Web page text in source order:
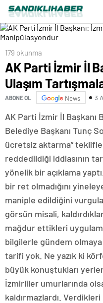
179 okunma
AK Parti İzmir İl
Ulaşım
ABONE OL News 3
AK Parti İzmir İl Başkanı
Belediye Başkanı Tunç
ücretsiz aktarma”
reddedildiği iddiasının
yönelik bir açıklama
bir ret olmadığını
maniple edildiğini
görsün misali,
mağdur ettikleri
bilgilerle gündem olmaya
tarifi yok. Ne yazık ki
büyük konuştukları
İzmirliler umurlarında
kaldırmazlardı.